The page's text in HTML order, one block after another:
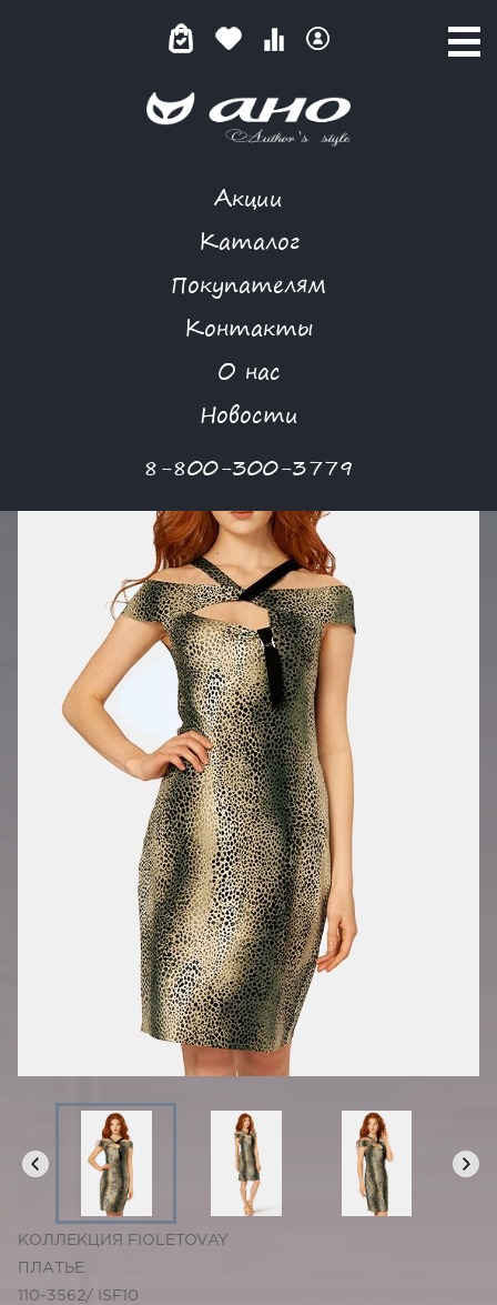
Акции
Каталог
Покупателям
Контакты
О нас
Новости
8-800-300-3779
ЗЕЛЕНЫЙ ЛЕОПАРД
КОЛЛЕКЦИЯ FIOLETOVAY
ПЛАТЬЕ
110-3562/ ISF10